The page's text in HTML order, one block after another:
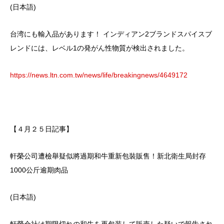
(日本語)
台湾にも輸入品があります！ インディアン2ブランドスパイスブ
レンドには、レベル1の発がん性物質が検出されました。
https://news.ltn.com.tw/news/life/breakingnews/4649172
【４月２５日記事】
軒榮公司遭檢舉疑似將過期和牛重新包裝販售！新北衛生局封存
1000公斤逾期肉品
(日本語)